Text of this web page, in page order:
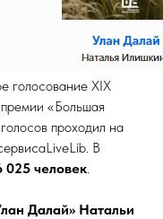
голосование XIX
«Большая
проходил на
В
025 человек.
Далай» Натальи